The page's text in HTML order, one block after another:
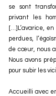
se sont
privant les
[…]L’avarice,
perdues,
de cœur, nous
Nous avons
pour subir les
Accueilli avec